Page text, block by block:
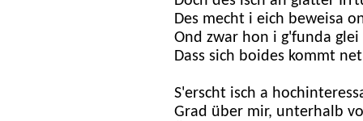
Des mecht i eich beweisa
Ond zwar hon i g'funda glei
Dass sich boides kommt
S'erscht isch a
Grad über mir, unterhalb